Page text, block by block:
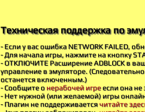
Техническая поддержка по
- Если у вас ошибка NETWORK FAILED,
- Для начала игры, нажмите на кнопку
- ОТКЛЮЧИТЕ Расширение ADBLOCK в
управление в эмуляторе.
останется включенным.)
- Сообщите о нерабочей игреесли она не
- Нет нужной (или желаемой) игры
- Плагин не поддерживаетсячитайте